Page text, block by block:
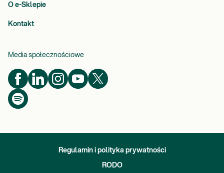
O e-Sklepie
Kontakt
Media społecznościowe
Regulamin i polityka prywatności
RODO